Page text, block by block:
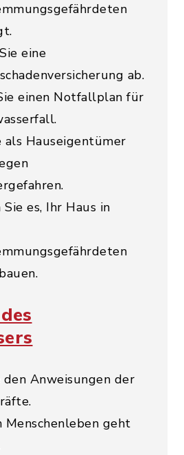
eine
ab.
einen Notfallplan für
als Hauseigentümer
es, Ihr Haus in
den Anweisungen der
Menschenleben geht